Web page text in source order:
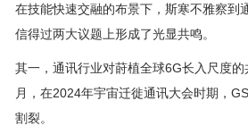
在技能快速交融的布景下，斯寒不雅察到
信得过两大议题上形成了光显共鸣。
其一，通讯行业对莳植全球6G长入尺度
月，在2024年宇宙迁徙通讯大会时期，
割裂。